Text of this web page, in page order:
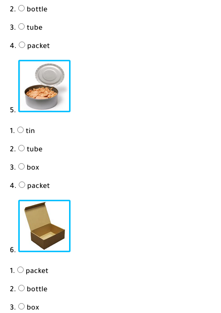
bottle
tube
packet
5.
tin
tube
box
packet
6.
packet
bottle
box